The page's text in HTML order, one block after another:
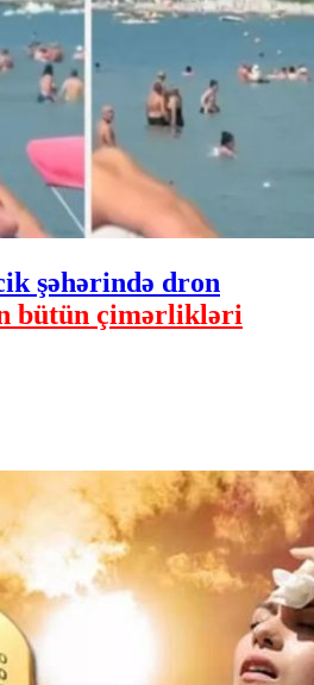
şəhərində dron
bütün çimərlikləri